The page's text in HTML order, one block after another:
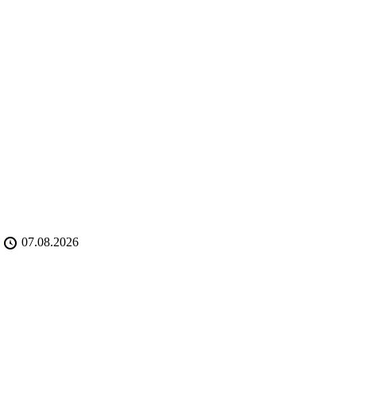
07.08.2026